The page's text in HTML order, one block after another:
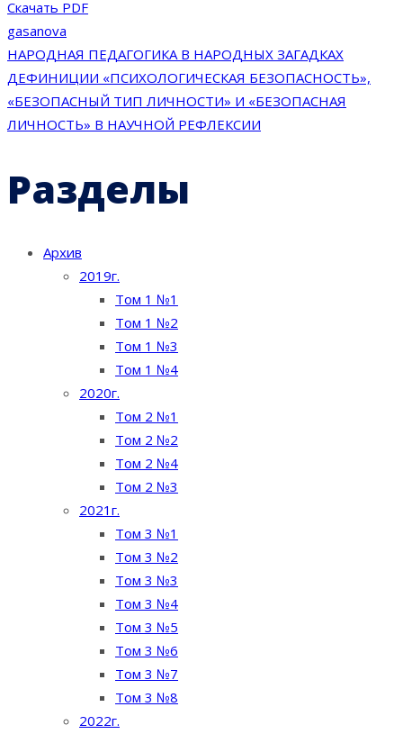
Скачать PDF
gasanova
Навигация
по
записям
НАРОДНАЯ ПЕДАГОГИКА В НАРОДНЫХ ЗАГАДКАХ
ДЕФИНИЦИИ «ПСИХОЛОГИЧЕСКАЯ БЕЗОПАСНОСТЬ»,
«БЕЗОПАСНЫЙ ТИП ЛИЧНОСТИ» И «БЕЗОПАСНАЯ
ЛИЧНОСТЬ» В НАУЧНОЙ РЕФЛЕКСИИ
Разделы
Архив
2019г.
Том 1 №1
Том 1 №2
Том 1 №3
Том 1 №4
2020г.
Том 2 №1
Том 2 №2
Том 2 №4
Том 2 №3
2021г.
Том 3 №1
Том 3 №2
Том 3 №3
Том 3 №4
Том 3 №5
Том 3 №6
Том 3 №7
Том 3 №8
2022г.